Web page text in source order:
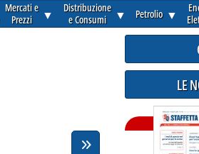
Mercati e
Prezzi
▼
Distribuzione
e Consumi
▼ Petrolio ▼
LE